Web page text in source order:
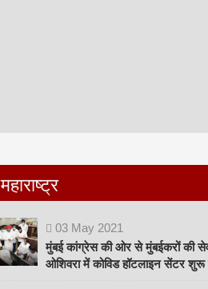
महाराष्ट्र
03 May 2021
मुंबई कांग्रेस की ओर से मुंबईकरों की
ओशिवरा में कोविड हॉटलाइन सेंटर शुरू